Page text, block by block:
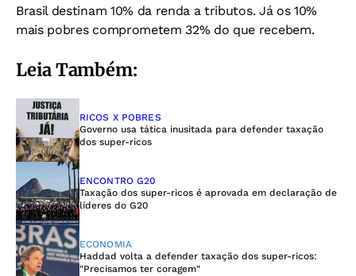
Brasil destinam 10% da renda a tributos. Já os 10%
mais pobres comprometem 32% do que recebem.
Leia Também:
RICOS X POBRES
Governo usa tática inusitada para defender taxação
dos super-ricos
ENCONTRO G20
Taxação dos super-ricos é aprovada em declaração de
líderes do G20
ECONOMIA
Haddad volta a defender taxação dos super-ricos:
"Precisamos ter coragem"